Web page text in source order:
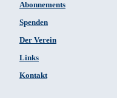
Abonnements
Spenden
Der Verein
Links
Kontakt